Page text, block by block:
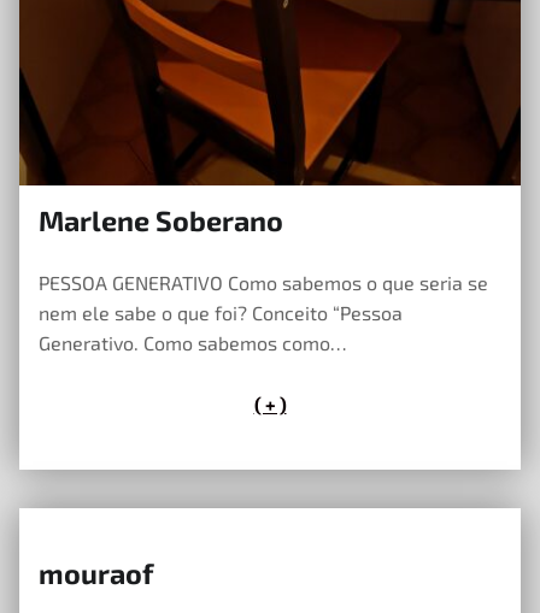
Marlene Soberano
PESSOA GENERATIVO Como sabemos o que seria se
nem ele sabe o que foi? Conceito “Pessoa
Generativo. Como sabemos como…
( + )
mouraof